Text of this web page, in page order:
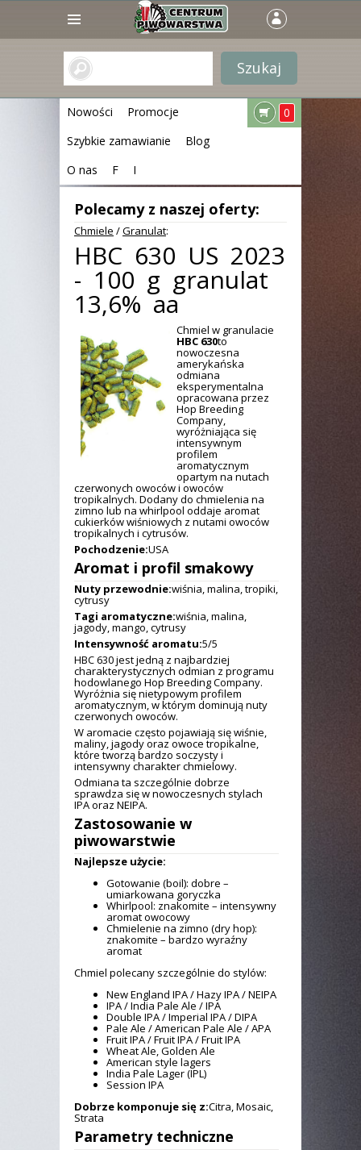
Nowości
Promocje
Szybkie zamawianie
Blog
O nas
F I
0
Polecamy z naszej oferty:
Chmiele /Granulat:
HBC 630 US 2023
- 100 g granulat
13,6% aa
Chmiel w granulacie
HBC 630to
nowoczesna
amerykańska
odmiana
eksperymentalna
opracowana przez
Hop Breeding
Company,
wyróżniająca się
intensywnym
profilem
aromatycznym
opartym na nutach
czerwonych owoców i owoców
tropikalnych. Dodany do chmielenia na
zimno lub na whirlpool oddaje aromat
cukierków wiśniowych z nutami owoców
tropikalnych i cytrusów.
Pochodzenie:USA
Aromat i profil smakowy
Nuty przewodnie:wiśnia, malina, tropiki,
cytrusy
Tagi aromatyczne:wiśnia, malina,
jagody, mango, cytrusy
Intensywność aromatu:5/5
HBC 630 jest jedną z najbardziej
charakterystycznych odmian z programu
hodowlanego Hop Breeding Company.
Wyróżnia się nietypowym profilem
aromatycznym, w którym dominują nuty
czerwonych owoców.
W aromacie często pojawiają się wiśnie,
maliny, jagody oraz owoce tropikalne,
które tworzą bardzo soczysty i
intensywny charakter chmielowy.
Odmiana ta szczególnie dobrze
sprawdza się w nowoczesnych stylach
IPA oraz NEIPA.
Zastosowanie w
piwowarstwie
Najlepsze użycie:
Gotowanie (boil): dobre –
umiarkowana goryczka
Whirlpool: znakomite – intensywny
aromat owocowy
Chmielenie na zimno (dry hop):
znakomite – bardzo wyraźny
aromat
Chmiel polecany szczególnie do stylów:
New England IPA / Hazy IPA / NEIPA
IPA / India Pale Ale / IPA
Double IPA / Imperial IPA / DIPA
Pale Ale / American Pale Ale / APA
Fruit IPA / Fruit IPA / Fruit IPA
Wheat Ale, Golden Ale
American style lagers
India Pale Lager (IPL)
Session IPA
Dobrze komponuje się z:Citra, Mosaic,
Strata
Parametry techniczne